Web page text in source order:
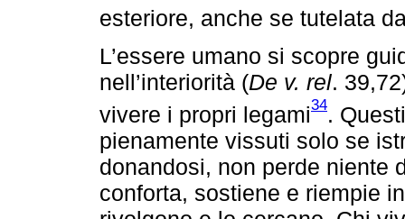
esteriore, anche se tutelata
L’essere umano si scopre
nell’interiorità (De v. rel.
vivere i propri legami34.
pienamente vissuti solo se
donandosi, non perde niente
conforta, sostiene e riempie